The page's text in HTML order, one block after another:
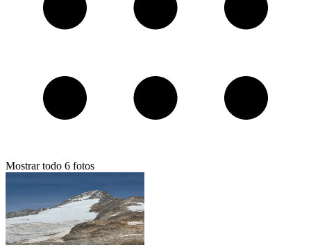
Mostrar todo 6 fotos